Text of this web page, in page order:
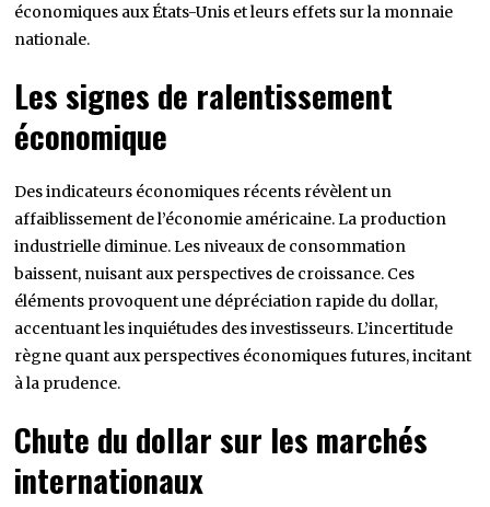
économiques aux États-Unis et leurs effets sur la monnaie
nationale.
Les signes de ralentissement
économique
Des indicateurs économiques récents révèlent un
affaiblissement de l’économie américaine. La production
industrielle diminue. Les niveaux de consommation
baissent, nuisant aux perspectives de croissance. Ces
éléments provoquent une dépréciation rapide du dollar,
accentuant les inquiétudes des investisseurs. L’incertitude
règne quant aux perspectives économiques futures, incitant
à la prudence.
Chute du dollar sur les marchés
internationaux